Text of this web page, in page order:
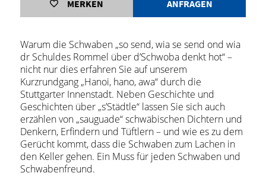
MERKEN ANFRAGEN
Warum die Schwaben „so send, wia se send ond wia
dr Schuldes Rommel über d’Schwoba denkt hot“ –
nicht nur dies erfahren Sie auf unserem
Kurzrundgang „Hanoi, hano, awa“ durch die
Stuttgarter Innenstadt. Neben Geschichte und
Geschichten über „s’Städtle“ lassen Sie sich auch
erzählen von „sauguade“ schwäbischen Dichtern und
Denkern, Erfindern und Tüftlern – und wie es zu dem
Gerücht kommt, dass die Schwaben zum Lachen in
den Keller gehen. Ein Muss für jeden Schwaben und
Schwabenfreund.